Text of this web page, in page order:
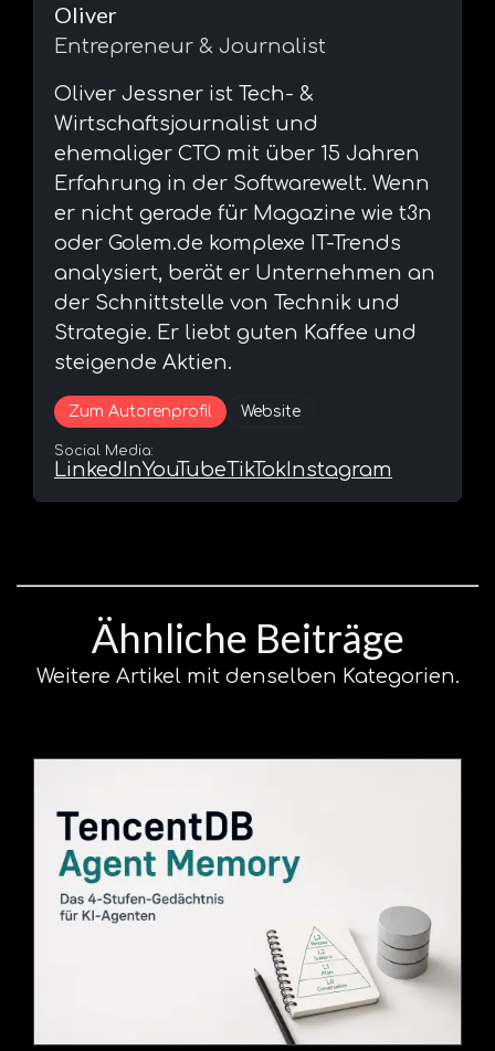
Oliver
Entrepreneur & Journalist
⁠Oliver Jessner ist Tech- &
Wirtschaftsjournalist und
ehemaliger CTO mit über 15 Jahren
Erfahrung in der Softwarewelt. Wenn
er nicht gerade für Magazine wie t3n
oder Golem.de komplexe IT-Trends
analysiert, berät er Unternehmen an
der Schnittstelle von Technik und
Strategie. Er liebt guten Kaffee und
steigende Aktien.
Zum Autorenprofil Website
Social Media:
LinkedInYouTubeTikTokInstagram
Ähnliche Beiträge
Weitere Artikel mit denselben Kategorien.